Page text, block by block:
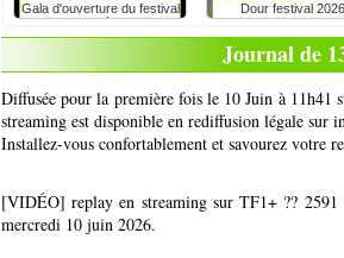
Gala d'ouverture du festival
du rire de liège avec
caroline vigneaux: faut-il
Dour festival 2026
Journal de
Diffusée pour la première fois le 10 Juin à 11h41
streaming est disponible en rediffusion légale sur
Installez-vous confortablement et savourez votre
[VIDÉO] replay en streaming sur TF1+ ??
mercredi 10 juin 2026.